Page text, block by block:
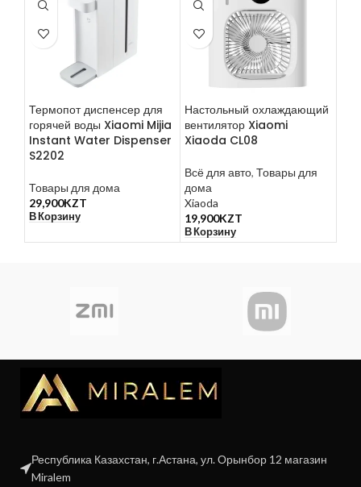
Термопот диспенсер для
горячей воды Xiaomi Mijia
Instant Water Dispenser
S2202
Товары для дома
29,900KZT
В Корзину
Настольный охлаждающий
вентилятор Xiaomi
Xiaoda CL08
Всё для авто, Товары для
дома
Xiaoda
19,900KZT
В Корзину
Республика Казахстан, г.Астана, ул. Орынбор 12 магазин
Miralem